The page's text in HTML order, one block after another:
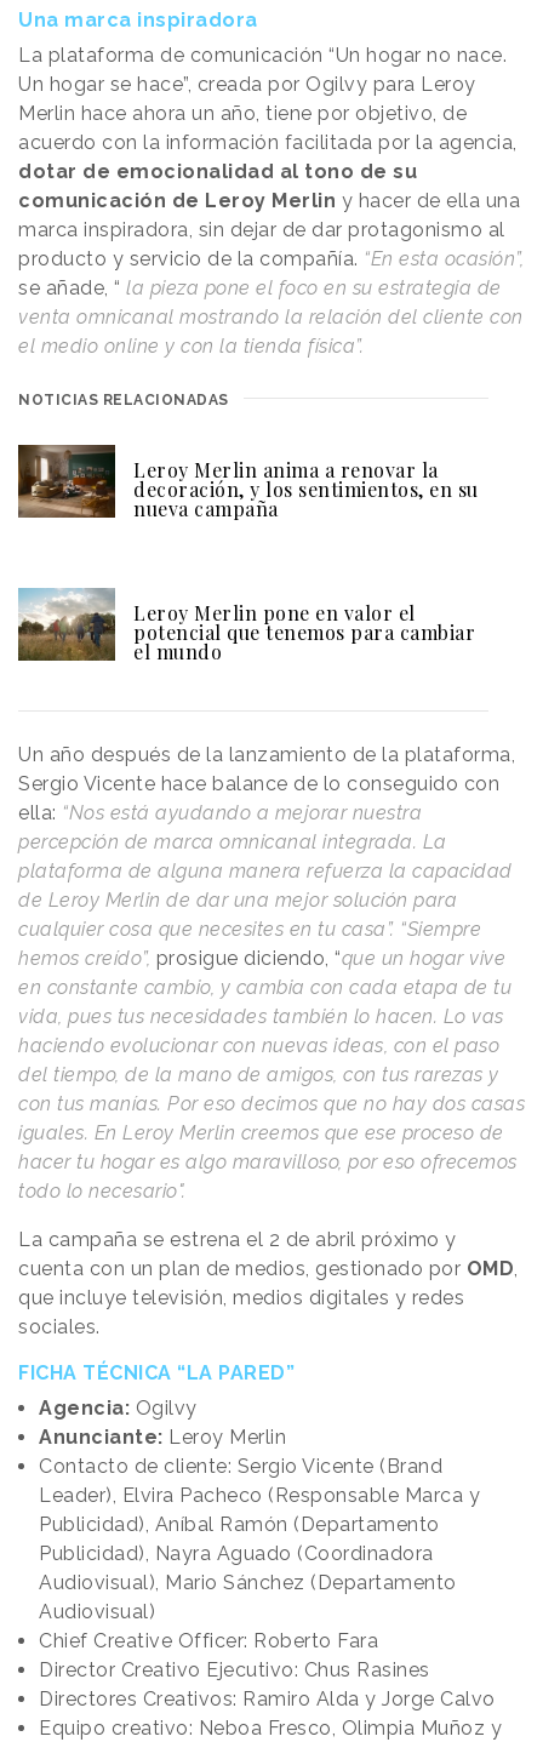
Una marca inspiradora
La plataforma de comunicación “Un hogar no nace.
Un hogar se hace”, creada por Ogilvy para Leroy
Merlin hace ahora un año, tiene por objetivo, de
acuerdo con la información facilitada por la agencia,
dotar de emocionalidad al tono de su
comunicación de Leroy Merlin y hacer de ella una
marca inspiradora, sin dejar de dar protagonismo al
producto y servicio de la compañía. “En esta ocasión”,
se añade, “ la pieza pone el foco en su estrategia de
venta omnicanal mostrando la relación del cliente con
el medio online y con la tienda física”.
NOTICIAS RELACIONADAS
Leroy Merlin anima a renovar la
decoración, y los sentimientos, en su
nueva campaña
Leroy Merlin pone en valor el
potencial que tenemos para cambiar
el mundo
Un año después de la lanzamiento de la plataforma,
Sergio Vicente hace balance de lo conseguido con
ella: “Nos está ayudando a mejorar nuestra
percepción de marca omnicanal integrada. La
plataforma de alguna manera refuerza la capacidad
de Leroy Merlin de dar una mejor solución para
cualquier cosa que necesites en tu casa”. “Siempre
hemos creído”, prosigue diciendo, “que un hogar vive
en constante cambio, y cambia con cada etapa de tu
vida, pues tus necesidades también lo hacen. Lo vas
haciendo evolucionar con nuevas ideas, con el paso
del tiempo, de la mano de amigos, con tus rarezas y
con tus manías. Por eso decimos que no hay dos casas
iguales. En Leroy Merlin creemos que ese proceso de
hacer tu hogar es algo maravilloso, por eso ofrecemos
todo lo necesario".
La campaña se estrena el 2 de abril próximo y
cuenta con un plan de medios, gestionado por OMD,
que incluye televisión, medios digitales y redes
sociales.
FICHA TÉCNICA “LA PARED”
Agencia: Ogilvy
Anunciante: Leroy Merlin
Contacto de cliente: Sergio Vicente (Brand
Leader), Elvira Pacheco (Responsable Marca y
Publicidad), Aníbal Ramón (Departamento
Publicidad), Nayra Aguado (Coordinadora
Audiovisual), Mario Sánchez (Departamento
Audiovisual)
Chief Creative Officer: Roberto Fara
Director Creativo Ejecutivo: Chus Rasines
Directores Creativos: Ramiro Alda y Jorge Calvo
Equipo creativo: Neboa Fresco, Olimpia Muñoz y